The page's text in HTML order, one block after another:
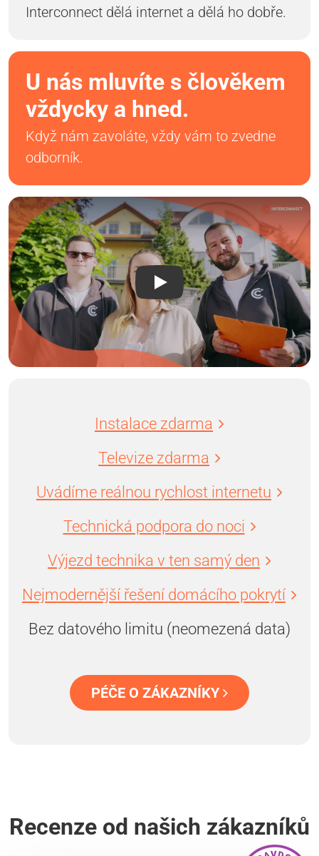
Interconnect dělá internet a dělá ho dobře.
U nás mluvíte s člověkem
vždycky a hned.
Když nám zavoláte, vždy vám to zvedne
odborník.
Instalace zdarma
Televize zdarma
Uvádíme reálnou rychlost internetu
Technická podpora do noci
Výjezd technika v ten samý den
Nejmodernější řešení domácího pokrytí
Bez datového limitu (neomezená data)
PÉČE O ZÁKAZNÍKY
Recenze od našich zákazníků